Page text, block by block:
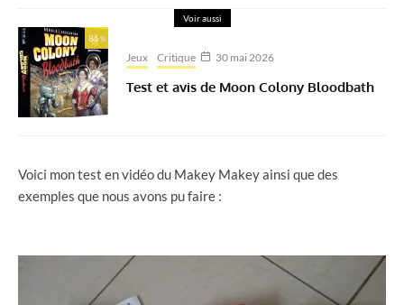
Voir aussi
85%
Jeux Critique 30 mai 2026
Test et avis de Moon Colony Bloodbath
Voici mon test en vidéo du Makey Makey ainsi que des
exemples que nous avons pu faire :